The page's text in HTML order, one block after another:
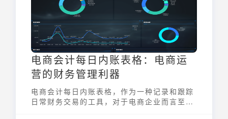
电商会计每日内账表格：电商运
营的财务管理利器
电商会计每日内账表格，作为一种记录和跟踪
日常财务交易的工具，对于电商企业而言至关